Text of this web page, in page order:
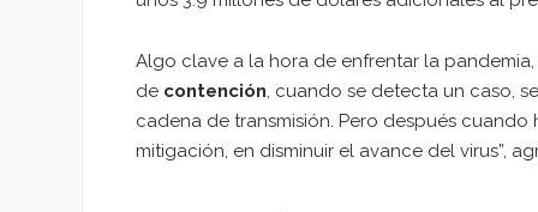
Algo clave a la hora de enfrentar la
de contención, cuando se detecta un caso,
cadena de transmisión. Pero después
mitigación, en disminuir el avance del virus”,